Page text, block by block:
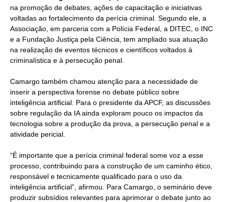
na promoção de debates, ações de capacitação e iniciativas
voltadas ao fortalecimento da perícia criminal. Segundo ele, a
Associação, em parceria com a Polícia Federal, a DITEC, o INC
e a Fundação Justiça pela Ciência, tem ampliado sua atuação
na realização de eventos técnicos e científicos voltados à
criminalística e à persecução penal.
Camargo também chamou atenção para a necessidade de
inserir a perspectiva forense no debate público sobre
inteligência artificial. Para o presidente da APCF, as discussões
sobre regulação da IA ainda exploram pouco os impactos da
tecnologia sobre a produção da prova, a persecução penal e a
atividade pericial.
“É importante que a perícia criminal federal some voz a esse
processo, contribuindo para a construção de um caminho ético,
responsável e tecnicamente qualificado para o uso da
inteligência artificial”, afirmou. Para Camargo, o seminário deve
produzir subsídios relevantes para aprimorar o debate junto ao